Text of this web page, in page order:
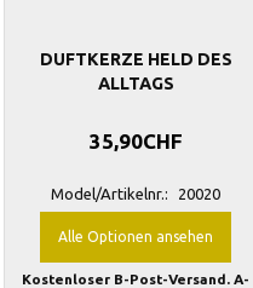
DUFTKERZE HELD DES
ALLTAGS
35,90CHF
Model/Artikelnr.: 20020
Alle Optionen ansehen
Kostenloser B-Post-Versand. A-